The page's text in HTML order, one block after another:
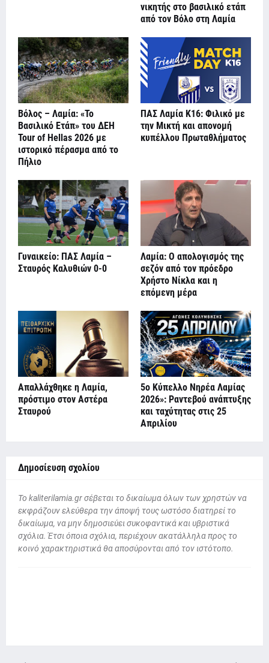
νικητής στο βασιλικό ετάπ
από τον Βόλο στη Λαμία
Βόλος – Λαμία: «Το
Βασιλικό Ετάπ» του ΔΕΗ
Tour of Hellas 2026 με
ιστορικό πέρασμα από το
Πήλιo
ΠΑΣ Λαμία Κ16: Φιλικό με
την Μικτή και απονομή
κυπέλλου Πρωταθλήματος
Γυναικείο: ΠΑΣ Λαμία –
Σταυρός Καλυθιών 0-0
Λαμία: Ο απολογισμός της
σεζόν από τον πρόεδρο
Χρήστο Νίκλα και η
επόμενη μέρα
Απαλλάχθηκε η Λαμία,
πρόστιμο στον Αστέρα
Σταυρού
5ο Κύπελλο Νηρέα Λαμίας
2026»: Ραντεβού ανάπτυξης
και ταχύτητας στις 25
Απριλίου
Δημοσίευση σχολίου
To kaliterilamia.gr σέβεται το δικαίωμα όλων των χρηστών να
εκφράζουν ελεύθερα την άποψή τους ωστόσο διατηρεί το
δικαίωμα, να μην δημοσιεύει συκοφαντικά και υβριστικά
σχόλια. Έτσι όποια σχόλια, περιέχουν ακατάλληλα προς το
κοινό χαρακτηριστικά θα αποσύρονται από τον ιστότοπο.